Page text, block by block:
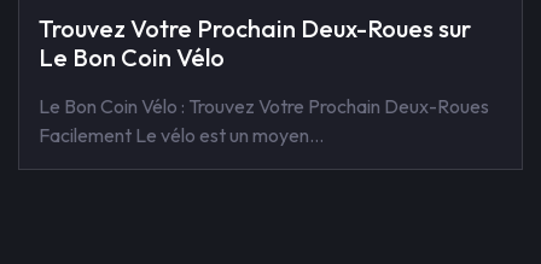
Trouvez Votre Prochain Deux-Roues sur
Le Bon Coin Vélo
Le Bon Coin Vélo : Trouvez Votre Prochain Deux-Roues
Facilement Le vélo est un moyen…